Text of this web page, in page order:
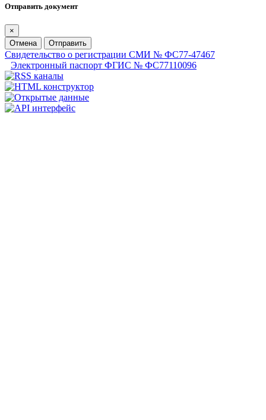
Отправить документ
×
Отмена
Отправить
Свидетельство о регистрации СМИ № ФС77-47467
Электронный паспорт ФГИС № ФС77110096